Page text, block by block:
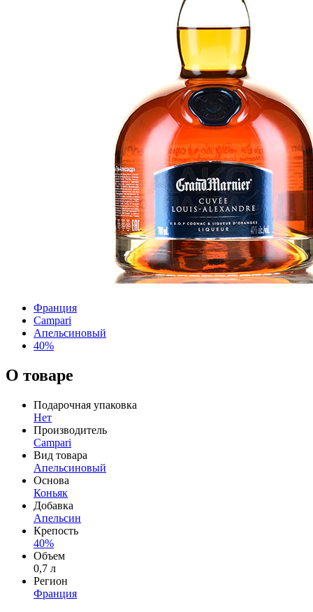
Франция
Campari
Апельсиновый
40%
О товаре
Подарочная упаковка
Нет
Производитель
Campari
Вид товара
Апельсиновый
Основа
Коньяк
Добавка
Апельсин
Крепость
40%
Объем
0,7 л
Регион
Франция